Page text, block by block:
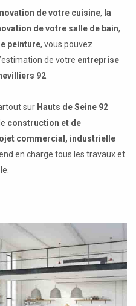
de votre cuisine, la
de votre salle de bain,
peinture, vous pouvez
de votre entreprise
92
sur Hauts de Seine 92
construction et de
commercial, industrielle
en charge tous les travaux et